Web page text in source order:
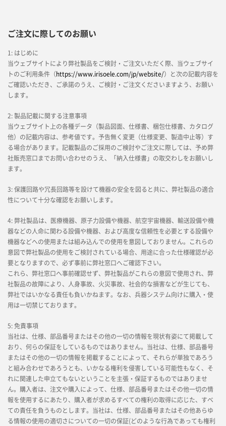
ご注文に際してのお願い
1: はじめに
当ウェブサイトにより弊社製品をご検討・ご注文いただく際、当ウェブサイ
トのご利用条件（https://www.irisoele.com/jp/website/）と次の記載内容を
ご確認いただき、ご承諾のうえ、ご検討・ご注文くださいますよう、お願い
します。
2: 製品記載に関する注意事項
当ウェブサイト上の各種データ（製品図面、仕様書、梱包仕様書、カタログ
他）の記載内容は、参考値です。予告無く変更（仕様変更、製造中止等）す
る場合があります。記載製品のご採用のご検討やご注文に際しては、予め弊
社販売窓口までお問い合わせのうえ、「納入仕様書」の取交わしをお願いし
ます。
3: 保護回路や冗長回路等を設けて機器の安全を図ると共に、弊社製品の適合
性について十分な確認をお願いします。
4: 弊社製品は、医療機器、原子力設備や機器、航空宇宙機器、輸送設備や機
器などの人命に関わる設備や機器、および高度な信頼性を必要とする設備や
機器などへの使用または組み込んでの使用を意図しておりません。これらの
意図で弊社製品の使用をご検討されている場合、用途に合った仕様確認が必
要となりますので、必ず事前に弊社窓口へご確認下さい。
これら、弊社窓口へ事前確認せず、弊社製品がこれらの意図で使用され、弊
社製品の故障により、人身事故、火災事故、社会的な損害などが生じても、
弊社ではいかなる責任も負いかねます。なお、兵器システム向けに購入・使
用は一切禁じております。
5: 免責事項
当社は、仕様、部品番号またはその他の一切の情報を現状有姿にて掲載して
おり、何らの保証をしているものではありません。当社は、仕様、部品番号
またはその他の一切の情報を掲載することによって、それらが単独であろう
と組み合わせであろうとも、いかなる権利を侵害している可能性もなく、そ
れに関連した申立てもないということを主張・保証するものではありませ
ん。購入者は、注文や購入によって、仕様、部品番号またはその他一切の情
報を使用するにあたり、購入者が求めるすべての権利の取得に応じた、すべ
ての責任を負うものとします。当社は、仕様、部品番号またはその他あらゆ
る情報の使用の適切さについての一切の保証(どのような行為であっても権利